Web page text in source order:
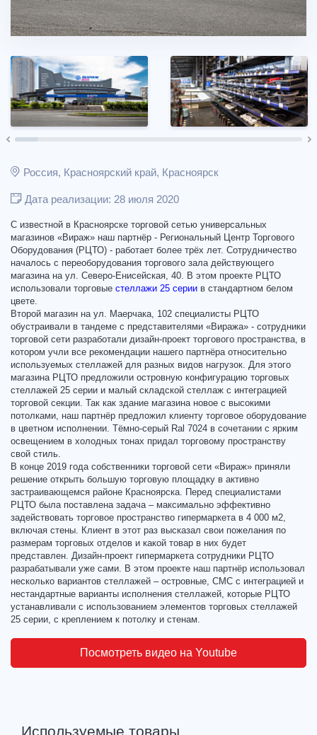
Россия, Красноярский край, Красноярск
Дата реализации: 28 июля 2020
С известной в Красноярске торговой сетью универсальных
магазинов «Вираж» наш партнёр - Региональный Центр Торгового
Оборудования (РЦТО) - работает более трёх лет. Сотрудничество
началось с переоборудования торгового зала действующего
магазина на ул. Северо-Енисейская, 40. В этом проекте РЦТО
использовали торговые стеллажи 25 серии в стандартном белом
цвете.
Второй магазин на ул. Маерчака, 102 специалисты РЦТО
обустраивали в тандеме с представителями «Виража» - сотрудники
торговой сети разработали дизайн-проект торгового пространства, в
котором учли все рекомендации нашего партнёра относительно
используемых стеллажей для разных видов нагрузок. Для этого
магазина РЦТО предложили островную конфигурацию торговых
стеллажей 25 серии и малый складской стеллаж с интеграцией
торговой секции. Так как здание магазина новое с высокими
потолками, наш партнёр предложил клиенту торговое оборудование
в цветном исполнении. Тёмно-серый Ral 7024 в сочетании с ярким
освещением в холодных тонах придал торговому пространству
свой стиль.
В конце 2019 года собственники торговой сети «Вираж» приняли
решение открыть большую торговую площадку в активно
застраивающемся районе Красноярска. Перед специалистами
РЦТО была поставлена задача – максимально эффективно
задействовать торговое пространство гипермаркета в 4 000 м2,
включая стены. Клиент в этот раз высказал свои пожелания по
размерам торговых отделов и какой товар в них будет
представлен. Дизайн-проект гипермаркета сотрудники РЦТО
разрабатывали уже сами. В этом проекте наш партнёр использовал
несколько вариантов стеллажей – островные, СМС с интеграцией и
нестандартные варианты исполнения стеллажей, которые РЦТО
устанавливали с использованием элементов торговых стеллажей
25 серии, с креплением к потолку и стенам.
Посмотреть видео на Youtube
Используемые товары